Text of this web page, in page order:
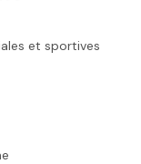
et sportives